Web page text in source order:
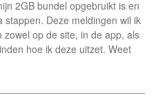
2GB bundel opgebruikt is en
Deze meldingen wil ik
op de site, in de app, als
hoe ik deze uitzet. Weet